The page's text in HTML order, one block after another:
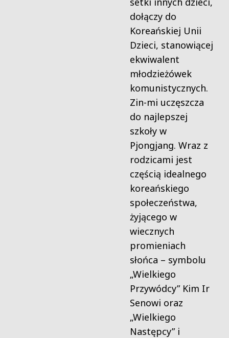
dołączy do
Koreańskiej Unii
Dzieci, stanowiącej
ekwiwalent
młodzieżówek
komunistycznych.
Zin-mi uczęszcza
do najlepszej
szkoły w
Pjongjang. Wraz z
rodzicami jest
częścią idealnego
koreańskiego
społeczeństwa,
żyjącego w
wiecznych
promieniach
słońca – symbolu
„Wielkiego
Przywódcy” Kim Ir
Senowi oraz
„Wielkiego
Następcy” i